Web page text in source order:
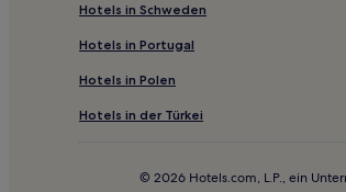
Strand in Costa do Dendê
Familien in Itacaré
Haustierfreundliche in Itacaré
Hotels mit inbegriffenem
Haustierfreundliche in Morro
Hotels in Schweden
Hotels in Portugal
Hotels in Polen
Hotels in der Türkei
© 2026 Hotels.com, L.P., ein